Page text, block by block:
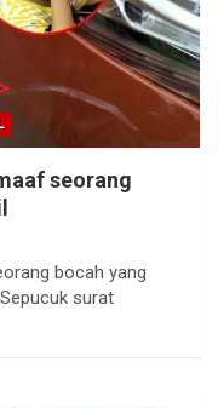
seorang
bocah yang
surat